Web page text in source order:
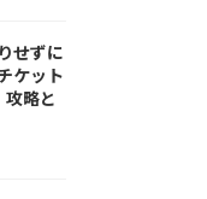
せずに
ケット
攻略と